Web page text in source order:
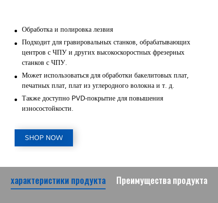
Обработка и полировка лезвия
Подходит для гравировальных станков, обрабатывающих
центров с ЧПУ и других высокоскоростных фрезерных
станков с ЧПУ.
Может использоваться для обработки бакелитовых плат,
печатных плат, плат из углеродного волокна и т. д.
Также доступно PVD-покрытие для повышения
износостойкости.
SHOP NOW
характеристики продукта Преимущества продукта